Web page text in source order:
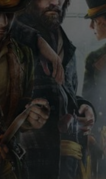
》 標準